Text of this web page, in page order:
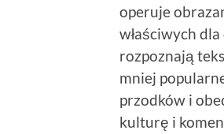
operuje
właściwych
rozpoznają
mniej
przodków i
kulturę i